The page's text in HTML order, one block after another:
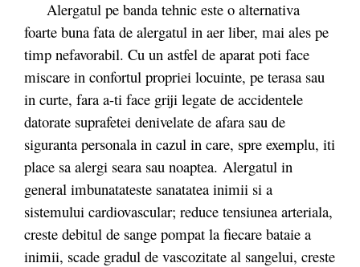
Alergatul pe banda tehnic este o alternativa
foarte buna fata de alergatul in aer liber, mai ales pe
timp nefavorabil. Cu un astfel de aparat poti face
miscare in confortul propriei locuinte, pe terasa sau
in curte, fara a-ti face griji legate de accidentele
datorate suprafetei denivelate de afara sau de
siguranta personala in cazul in care, spre exemplu, iti
place sa alergi seara sau noaptea. Alergatul in
general imbunatateste sanatatea inimii si a
sistemului cardiovascular; reduce tensiunea arteriala,
creste debitul de sange pompat la fiecare bataie a
inimii, scade gradul de vascozitate al sangelui, creste